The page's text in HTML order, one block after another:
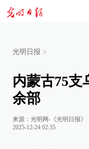
光明日报 >
内蒙古75支
余部
来源： 光明网-《光明日报》
2025-12-24 02:35